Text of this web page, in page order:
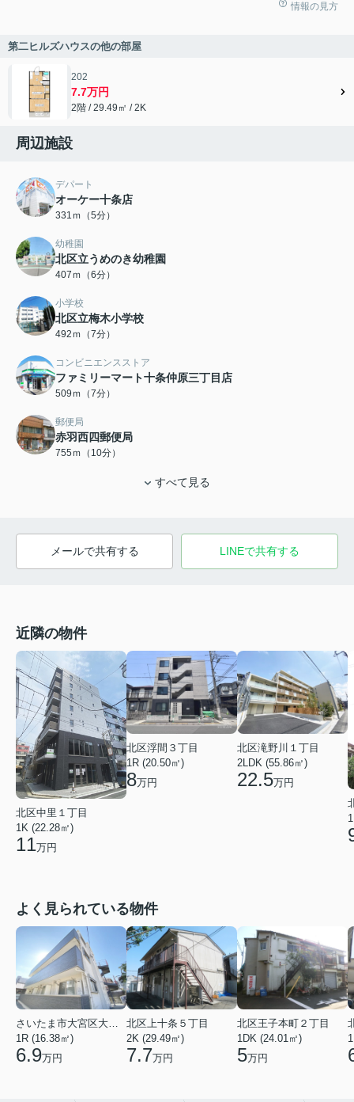
情報の見方
第二ヒルズハウスの他の部屋
202
7.7万円
2階 / 29.49㎡ / 2K
周辺施設
デパート
オーケー十条店
331ｍ（5分）
幼稚園
北区立うめのき幼稚園
407ｍ（6分）
小学校
北区立梅木小学校
492ｍ（7分）
コンビニエンスストア
ファミリーマート十条仲原三丁目店
509ｍ（7分）
郵便局
赤羽西四郵便局
755ｍ（10分）
すべて見る
メールで共有する LINEで共有する
近隣の物件
北区中里１丁目
1K (22.28㎡)
11万円
北区浮間３丁目
1R (20.50㎡)
8万円
北区滝野川１丁目
2LDK (55.86㎡)
22.5万円
よく見られている物件
1R (16.38㎡)
6.9万円
北区上十条５丁目
2K (29.49㎡)
7.7万円
北区王子本町２丁目
1DK (24.01㎡)
5万円